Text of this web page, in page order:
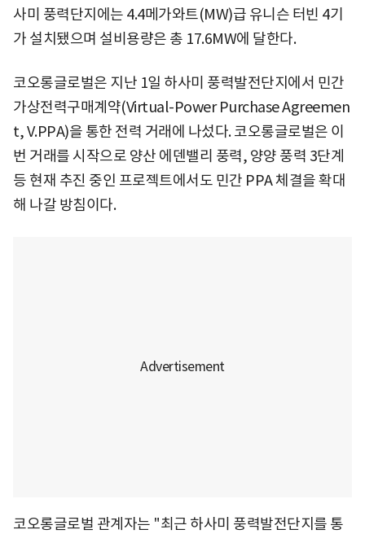
사미 풍력단지에는 4.4메가와트(MW)급 유니슨 터빈 4기
가 설치됐으며 설비용량은 총 17.6MW에 달한다.
코오롱글로벌은 지난 1일 하사미 풍력발전단지에서 민간
가상전력구매계약(Virtual-Power Purchase Agreemen
t, V.PPA)을 통한 전력 거래에 나섰다. 코오롱글로벌은 이
번 거래를 시작으로 양산 에덴밸리 풍력, 양양 풍력 3단계
등 현재 추진 중인 프로젝트에서도 민간 PPA 체결을 확대
해 나갈 방침이다.
코오롱글로벌 관계자는 "최근 하사미 풍력발전단지를 통